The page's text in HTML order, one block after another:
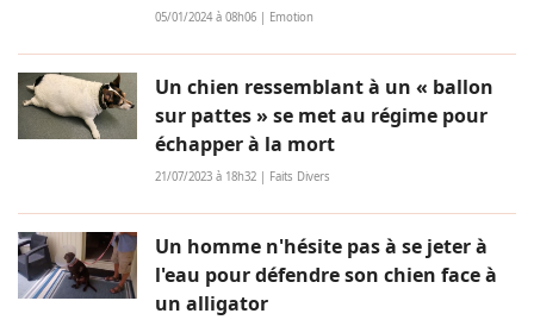
05/01/2024 à 08h06 | Emotion
Un chien ressemblant à un « ballon
sur pattes » se met au régime pour
échapper à la mort
21/07/2023 à 18h32 | Faits Divers
Un homme n'hésite pas à se jeter à
l'eau pour défendre son chien face à
un alligator